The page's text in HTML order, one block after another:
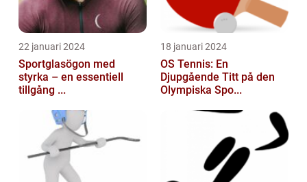
22 januari 2024
Sportglasögon med
styrka – en essentiell
tillgång ...
18 januari 2024
OS Tennis: En
Djupgående Titt på den
Olympiska Spo...